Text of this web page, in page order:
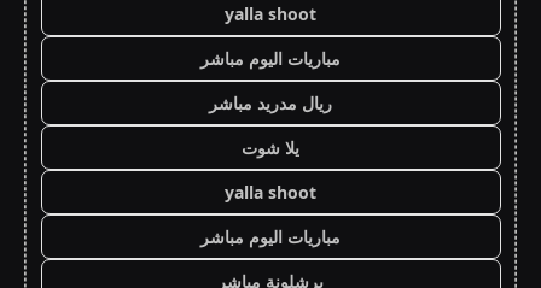
yalla shoot
مباريات اليوم مباشر
ريال مدريد مباشر
يلا شوت
yalla shoot
مباريات اليوم مباشر
برشلونة مباشر